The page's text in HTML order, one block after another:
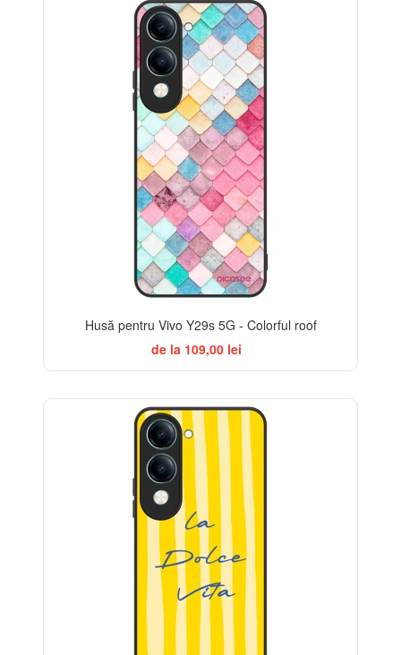
Husă pentru Vivo Y29s 5G - Colorful roof
de la 109,00 lei